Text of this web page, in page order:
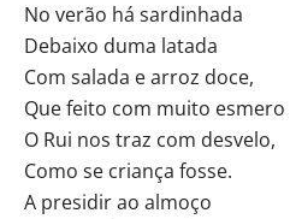
No verão há sardinhada
Debaixo duma latada
Com salada e arroz doce,
Que feito com muito esmero
O Rui nos traz com desvelo,
Como se criança fosse.
A presidir ao almoço